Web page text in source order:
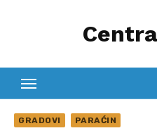
GRADOVI PARAĆIN